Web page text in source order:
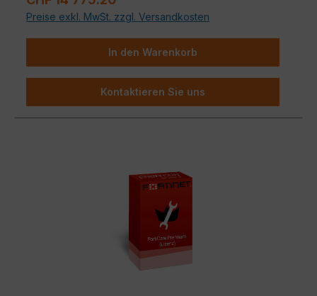
Preise exkl. MwSt. zzgl. Versandkosten
In den Warenkorb
Kontaktieren Sie uns